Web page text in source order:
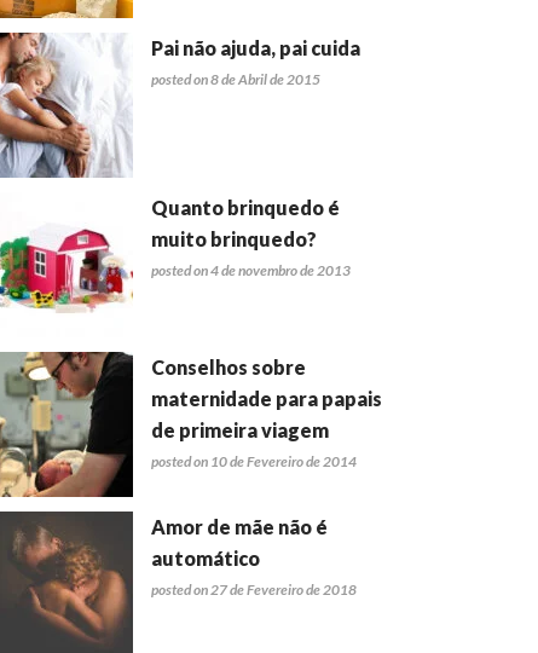
Pai não ajuda, pai cuida
posted on 8 de Abril de 2015
Quanto brinquedo é
muito brinquedo?
posted on 4 de novembro de 2013
Conselhos sobre
maternidade para papais
de primeira viagem
posted on 10 de Fevereiro de 2014
Amor de mãe não é
automático
posted on 27 de Fevereiro de 2018